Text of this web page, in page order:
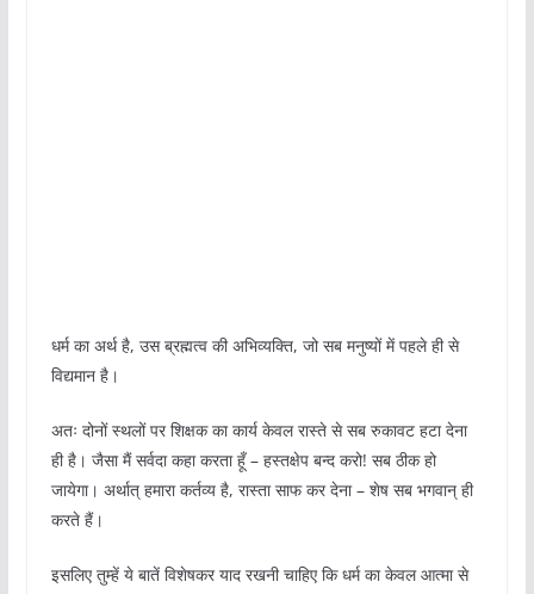
धर्म का अर्थ है, उस ब्रह्मत्व की अभिव्यक्ति, जो सब मनुष्यों में पहले ही से
विद्यमान है।
अतः दोनों स्थलों पर शिक्षक का कार्य केवल रास्ते से सब रुकावट हटा देना
ही है। जैसा मैं सर्वदा कहा करता हूँ – हस्तक्षेप बन्द करो! सब ठीक हो
जायेगा। अर्थात् हमारा कर्तव्य है, रास्ता साफ कर देना – शेष सब भगवान् ही
करते हैं।
इसलिए तुम्हें ये बातें विशेषकर याद रखनी चाहिए कि धर्म का केवल आत्मा से